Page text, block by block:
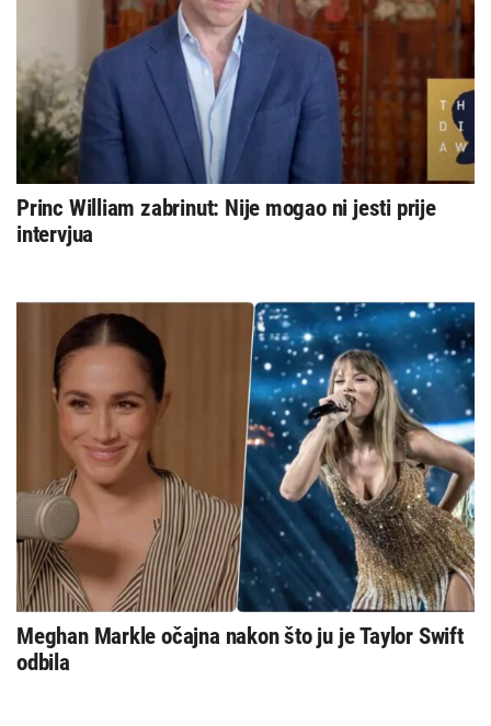
Princ William zabrinut: Nije mogao ni jesti prije
intervjua
Meghan Markle očajna nakon što ju je Taylor Swift
odbila